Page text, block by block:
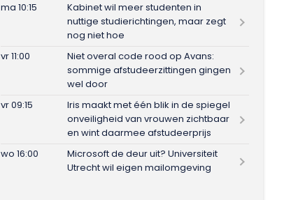
ma 10:15
Kabinet wil meer studenten in
nuttige studierichtingen, maar zegt
nog niet hoe
vr 11:00
Niet overal code rood op Avans:
sommige afstudeerzittingen gingen
wel door
vr 09:15
Iris maakt met één blik in de spiegel
onveiligheid van vrouwen zichtbaar
en wint daarmee afstudeerprijs
wo 16:00
Microsoft de deur uit? Universiteit
Utrecht wil eigen mailomgeving